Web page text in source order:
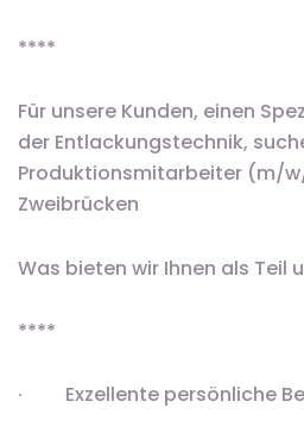
****
Für unsere Kunden, einen
der Entlackungstechnik,
Produktionsmitarbeiter (m/
Zweibrücken
Was bieten wir Ihnen als Teil
****
· Exzellente persönliche